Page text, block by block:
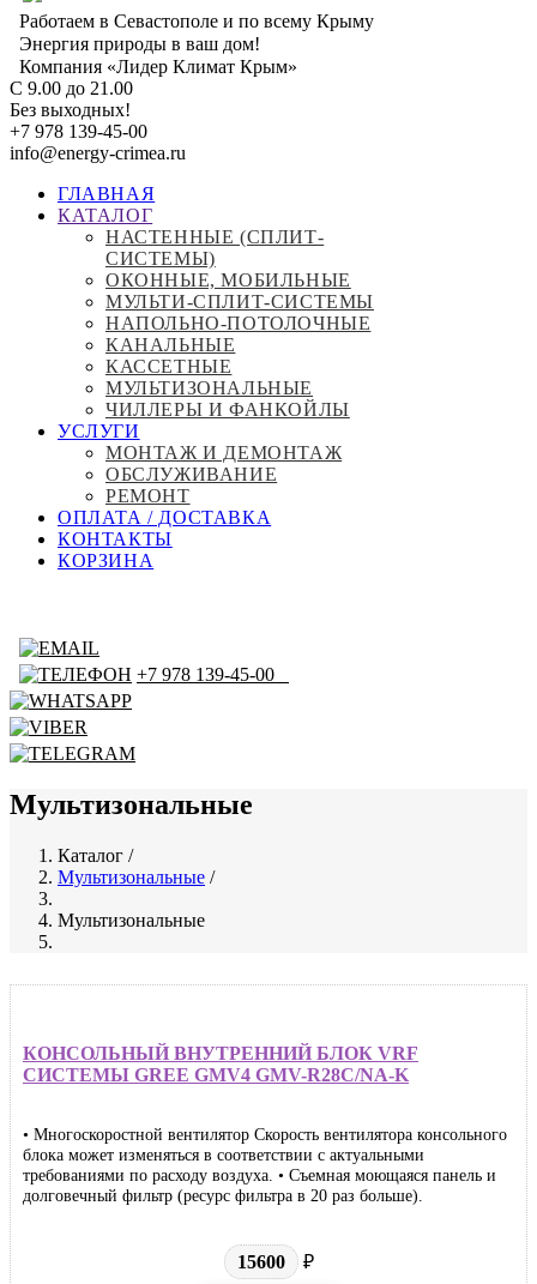
Перейти
основному
содержанию
Работаем в Севастополе и по всему Крыму
Энергия природы в ваш дом!
Компания «Лидер Климат Крым»
С 9.00 до 21.00
Без выходных!
+7 978 139-45-00
info@energy-crimea.ru
Main
navigation
ГЛАВНАЯ
КАТАЛОГ
НАСТЕННЫЕ (СПЛИТ-
СИСТЕМЫ)
ОКОННЫЕ, МОБИЛЬНЫЕ
МУЛЬТИ-СПЛИТ-СИСТЕМЫ
НАПОЛЬНО-ПОТОЛОЧНЫЕ
КАНАЛЬНЫЕ
КАССЕТНЫЕ
МУЛЬТИЗОНАЛЬНЫЕ
ЧИЛЛЕРЫ И ФАНКОЙЛЫ
УСЛУГИ
МОНТАЖ И ДЕМОНТАЖ
ОБСЛУЖИВАНИЕ
РЕМОНТ
ОПЛАТА / ДОСТАВКА
КОНТАКТЫ
КОРЗИНА
+7 978 139-45-00
Мультизональные
Строка
навигации
Каталог /
Мультизональные /
Мультизональные
КОНСОЛЬНЫЙ ВНУТРЕННИЙ БЛОК VRF
СИСТЕМЫ GREE GMV4 GMV-R28C/NA-K
• Многоскоростной вентилятор Скорость вентилятора консольного
блока может изменяться в соответствии с актуальными
требованиями по расходу воздуха. • Съемная моющаяся панель и
долговечный фильтр (ресурс фильтра в 20 раз больше).
15600 ₽